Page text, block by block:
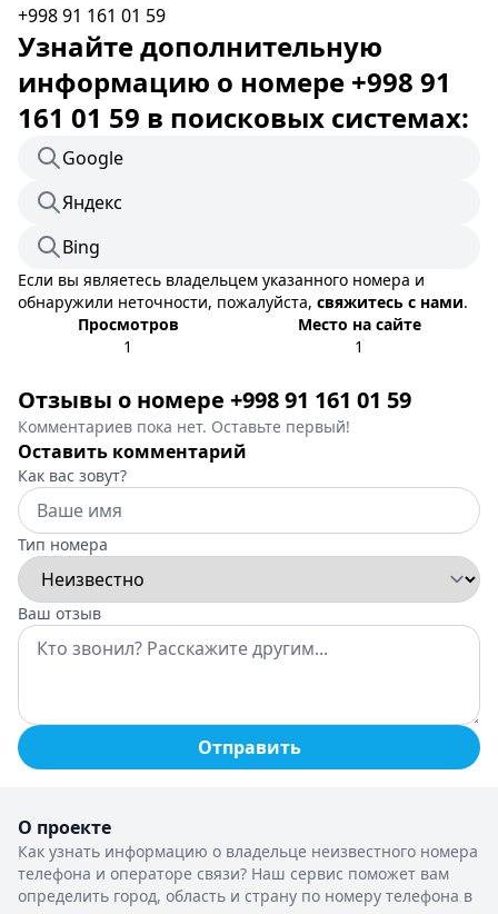
+998 91 161 01 59
Узнайте дополнительную
информацию о номере +998 91
161 01 59 в поисковых системах:
Google
Яндекс
Bing
Если вы являетесь владельцем указанного номера и
обнаружили неточности, пожалуйста, свяжитесь с нами.
Просмотров
1
Место на сайте
1
Отзывы о номере +998 91 161 01 59
Комментариев пока нет. Оставьте первый!
Оставить комментарий
Как вас зовут?
Тип номера
Ваш отзыв
Отправить
О проекте
Как узнать информацию о владельце неизвестного номера
телефона и операторе связи? Наш сервис поможет вам
определить город, область и страну по номеру телефона в